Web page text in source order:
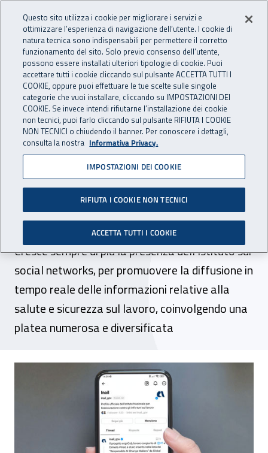
INAIL - Istituto Nazionale
Apri cerca
Navigazione principale
Navigazione - Ti trovi in:
Home Inail comunica News
18 dicembre 2023
L’Inail sbarca su Threads, in
quattro giorni superati i
500 followers
Cresce sempre di più la presenza dell’Istituto sui
social networks, per promuovere la diffusione in
tempo reale delle informazioni relative alla
salute e sicurezza sul lavoro, coinvolgendo una
platea numerosa e diversificata
L’Inail sbarca su Threads, in quattro
Questo sito utilizza i cookie per migliorare i servizi e
ottimizzare l’esperienza di navigazione dell’utente. I cookie di
natura tecnica sono indispensabili per permettere il corretto
funzionamento del sito. Solo previo consenso dell’utente,
possono essere installati ulteriori tipologie di cookie. Puoi
accettare tutti i cookie cliccando sul pulsante ACCETTA TUTTI I
COOKIE, oppure puoi effettuare le tue scelte sulle singole
categorie che vuoi installare, cliccando su IMPOSTAZIONI DEI
COOKIE. Se invece intendi rifiutarne l’installazione dei cookie
non tecnici, puoi farlo cliccando sul pulsante RIFIUTA I COOKIE
NON TECNICI o chiudendo il banner. Per conoscere i dettagli,
consulta la nostra Informativa Privacy.
IMPOSTAZIONI DEI COOKIE
RIFIUTA I COOKIE NON TECNICI
ACCETTA TUTTI I COOKIE